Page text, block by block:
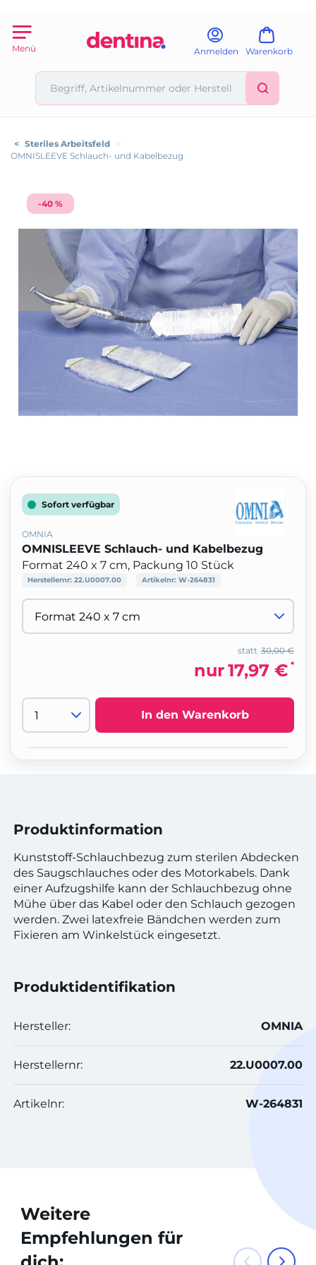
Menü Anmelden Warenkorb
< Steriles Arbeitsfeld >
OMNISLEEVE Schlauch- und Kabelbezug
-40 %
Sofort verfügbar
OMNIA
OMNISLEEVE Schlauch- und Kabelbezug
Format 240 x 7 cm, Packung 10 Stück
Herstellernr: 22.U0007.00 Artikelnr: W-264831
30,00 €
statt
nur17,97 € *
In den Warenkorb
Produktinformation
Kunststoff-Schlauchbezug zum sterilen Abdecken
des Saugschlauches oder des Motorkabels. Dank
einer Aufzugshilfe kann der Schlauchbezug ohne
Mühe über das Kabel oder den Schlauch gezogen
werden. Zwei latexfreie Bändchen werden zum
Fixieren am Winkelstück eingesetzt.
Produktidentifikation
Hersteller: OMNIA
Herstellernr: 22.U0007.00
Artikelnr: W-264831
Weitere
Empfehlungen für